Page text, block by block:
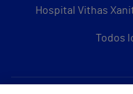
Hospital Vithas
Todos